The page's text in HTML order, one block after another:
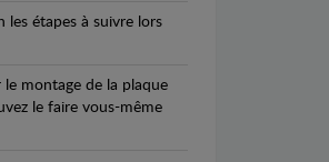
les étapes à suivre lors
montage de la plaque
le faire vous-même